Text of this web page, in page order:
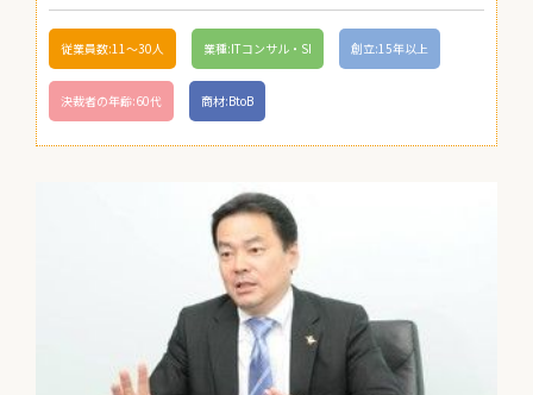
従業員数:11〜30人 業種:ITコンサル・SI 創立:15年以上
決裁者の年齢:60代 商材:BtoB